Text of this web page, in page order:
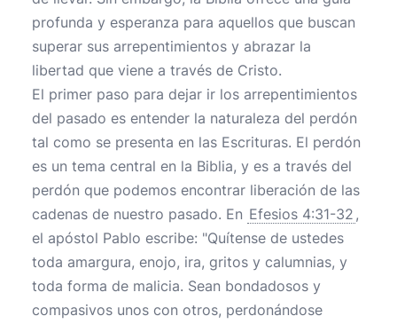
profunda y esperanza para aquellos que buscan
superar sus arrepentimientos y abrazar la
libertad que viene a través de Cristo.
El primer paso para dejar ir los arrepentimientos
del pasado es entender la naturaleza del perdón
tal como se presenta en las Escrituras. El perdón
es un tema central en la Biblia, y es a través del
perdón que podemos encontrar liberación de las
cadenas de nuestro pasado. En Efesios 4:31-32 ,
el apóstol Pablo escribe: "Quítense de ustedes
toda amargura, enojo, ira, gritos y calumnias, y
toda forma de malicia. Sean bondadosos y
compasivos unos con otros, perdonándose